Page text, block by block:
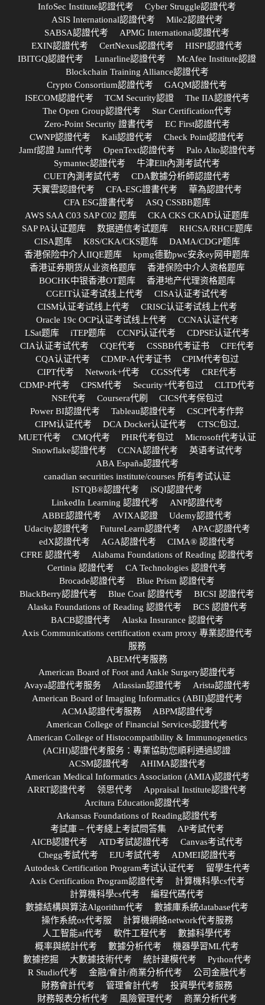
InfoSec Institute認證代考
Cyber Struggle認證代考
ASIS International認證代考
Mile2認證代考
SABSA認證代考
APMG International認證代考
EXIN認證代考
CertNexus認證代考
HISPI認證代考
IBITGQ認證代考
Lunarline認證代考
McAfee Institute認證
Blockchain Training Alliance認證代考
Crypto Consortium認證代考
GAQM認證代考
ISECOM認證代考
TCM Security認證
The IIA認證代考
The Open Group認證代考
Star Certification代考
Zero-Point Security 證書代考
EC First認證代考
CWNP認證代考
Kali認證代考
Check Point認證代考
Jamf認證 Jamf代考
OpenText認證代考
Palo Alto認證代考
Symantec認證代考
牛津Ellt內測考試代考
CUET內測考試代考
CDA數據分析師認證代考
天翼雲認證代考
CFA-ESG證書代考
華為認證代考
CFA ESG證書代考
ASQ CSSBB题库
AWS SAA C03 SAP C02 题库
CKA CKS CKAD认证题库
SAP PA认证题库
数据通信考试题库
RHCSA/RHCE题库
CISA题库
K8S/CKA/CKS题库
DAMA/CDGP题库
香港保险中介人IIQE题库
kpmg德勤pwc安永ey网申题库
香港证券期货从业资格题库
香港保险中介人资格题库
BOCHK中银香港OT题库
香港地产代理资格题库
CGEIT认证考试线上代考
CISA认证考试代考
CISM认证考试线上代考
CRISC认证考试线上代考
Oracle 19c OCP认证考试线上代考
CCNA认证代考
LSat题库
iTEP题库 CCNP认证代考
CDPSE认证代考
CIA认证考试代考
CQE代考 CSSBB代考证书
CFE代考
CQA认证代考
CDMP-A代考证书
CPIM代考包过
CIPT代考
Network+代考 CGSS代考
CRE代考
CDMP-P代考
CPSM代考 Security+代考包过
CLTD代考
NSE代考
Coursera代刷
CICS代考保包过
Power BI認證代考
Tableau認證代考
CSCP代考作弊
CIPM认证代考
DCA Docker认证代考
CTSC包过,
MUET代考
CMQ代考 PHR代考包过
Microsoft代考认证
Snowflake認證代考
CCNA認證代考
英语考试代考
ABA España認證代考
canadian securities institute/courses 所有考试认证
ISTQB®認證代考
iSQI認證代考
LinkedIn Learning 認證代考
ANP認證代考
ABBE認證代考
AVIXA認證
Udemy認證代考
Udacity認證代考
FutureLearn認證代考
APAC認證代考
edX認證代考
AGA認證代考
CIMA® 認證代考
CFRE 認證代考
Alabama Foundations of Reading 認證代考
Certinia 認證代考
CA Technologies 認證代考
Brocade認證代考
Blue Prism 認證代考
BlackBerry認證代考
Blue Coat 認證代考
BICSI 認證代考
Alaska Foundations of Reading 認證代考
BCS 認證代考
BACB認證代考
Alaska Insurance 認證代考
Axis Communications certification exam proxy 專業認證代考
服務
ABEM代考服務
American Board of Foot and Ankle Surgery認證代考
Avaya認證代考服务
Atlassian認證代考
Arista認證代考
American Board of Imaging Informatics (ABII)認證代考
ACMA認證代考服務
ABPM認證代考
American College of Financial Services認證代考
American College of Histocompatibility & Immunogenetics
(ACHI)認證代考服务：專業協助您順利通過認證
ACSM認證代考
AHIMA認證代考
American Medical Informatics Association (AMIA)認證代考
ARRT認證代考
领思代考
Appraisal Institute認證代考
Arcitura Education認證代考
Arkansas Foundations of Reading認證代考
考試庫 – 代考綫上考試問答集
AP考試代考
AICB認證代考
ATD考試認證代考
Canvas考试代考
Chegg考試代考
EJU考試代考
ADMEI認證代考
Autodesk Certification Program考试认证代考
留學生代考
Axis Certification Program認證代考
計算機科學cs代考
計算機科學cs代考
編程代碼代考
數據結構與算法Algorithm代考
數據庫系統database代考
操作系統os代考服
計算機網絡network代考服務
人工智能ai代考
軟件工程代考
數據科學代考
概率與統計代考
數據分析代考
機器學習ML代考
數據挖掘
大數據技術代考 統計建模代考
Python代考
R Studio代考
金融/會計/商業分析代考
公司金融代考
財務會計代考
管理會計代考
投資學代考服務
財務報表分析代考
風險管理代考 商業分析代考